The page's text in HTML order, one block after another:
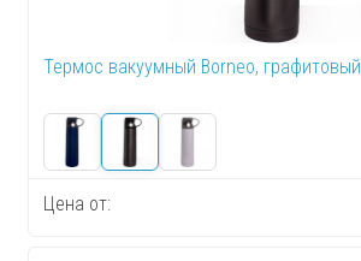
Термос вакуумный Borneo, графитовый
Цена от: